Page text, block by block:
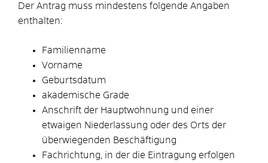
Der Antrag muss mindestens folgende Angaben
enthalten:
Familienname
Vorname
Geburtsdatum
akademische Grade
Anschrift der Hauptwohnung und einer
etwaigen Niederlassung oder des Orts der
überwiegenden Beschäftigung
Fachrichtung, in der die Eintragung erfolgen